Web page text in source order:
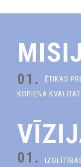
01.
ĒTIKAS
KOPIENA
01.